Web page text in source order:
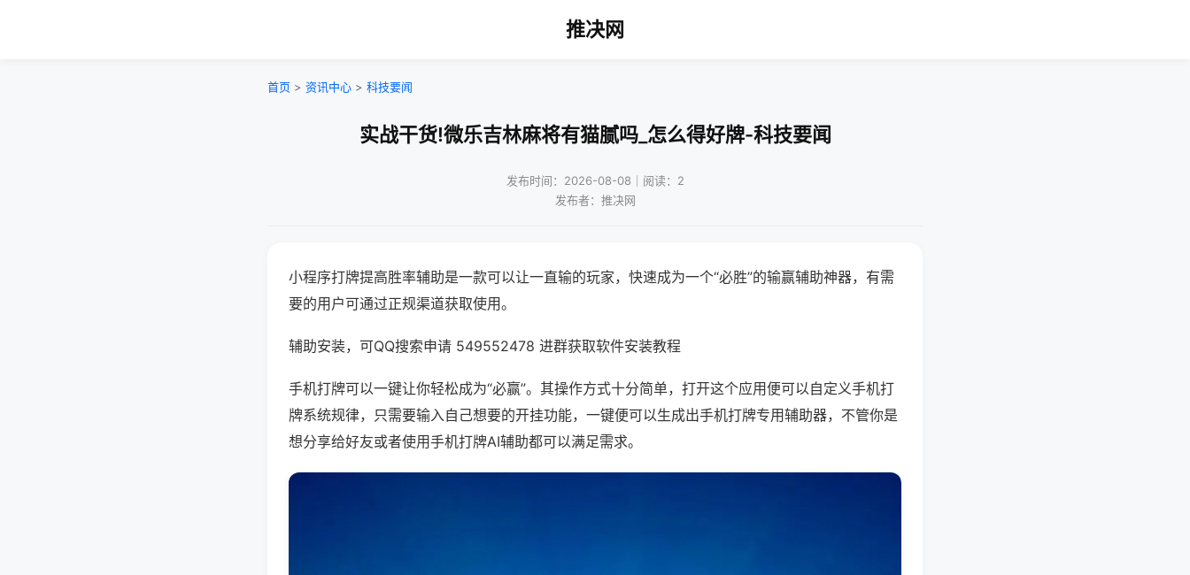
推决网
首页 > 资讯中心 > 科技要闻
实战干货!微乐吉林麻将有猫腻吗_怎么得好牌-科技要闻
发布时间：2026-08-08｜阅读：2
发布者：推决网
小程序打牌提高胜率辅助是一款可以让一直输的玩家，快速成为一个“必胜”的输赢辅助神器，有需
要的用户可通过正规渠道获取使用。
辅助安装，可QQ搜索申请 549552478 进群获取软件安装教程
手机打牌可以一键让你轻松成为“必赢”。其操作方式十分简单，打开这个应用便可以自定义手机打
牌系统规律，只需要输入自己想要的开挂功能，一键便可以生成出手机打牌专用辅助器，不管你是
想分享给好友或者使用手机打牌AI辅助都可以满足需求。